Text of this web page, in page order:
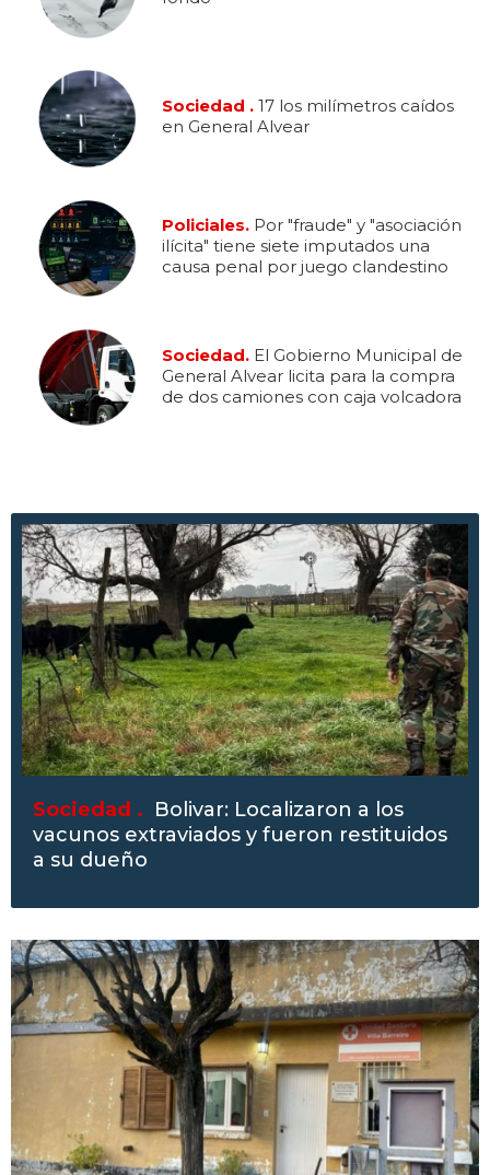
Sociedad . 17 los milímetros caídos
en General Alvear
Policiales. Por "fraude" y "asociación
ilícita" tiene siete imputados una
causa penal por juego clandestino
Sociedad. El Gobierno Municipal de
General Alvear licita para la compra
de dos camiones con caja volcadora
Sociedad . Bolivar: Localizaron a los
vacunos extraviados y fueron restituidos
a su dueño